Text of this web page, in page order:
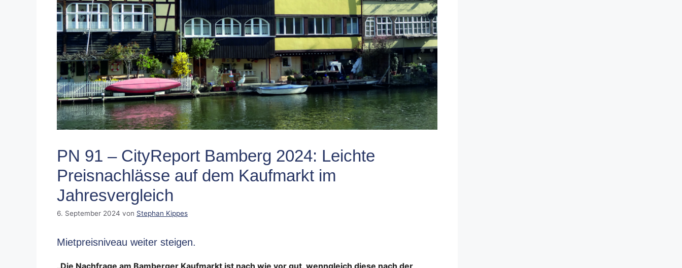
PN 91 – CityReport Bamberg 2024: Leichte
Preisnachlässe auf dem Kaufmarkt im
Jahresvergleich
6. September 2024 von Stephan Kippes
Mietpreisniveau weiter steigen.